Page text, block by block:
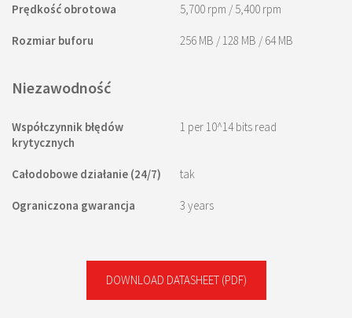
Prędkość obrotowa 5,700 rpm / 5,400 rpm
Rozmiar buforu 256 MB / 128 MB / 64 MB
Niezawodność
Współczynnik błędów
krytycznych
1 per 10^14 bits read
Całodobowe działanie (24/7) tak
Ograniczona gwarancja 3 years
DOWNLOAD DATASHEET (PDF)